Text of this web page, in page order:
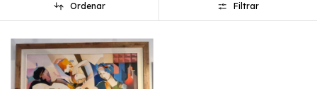
Ordenar Filtrar